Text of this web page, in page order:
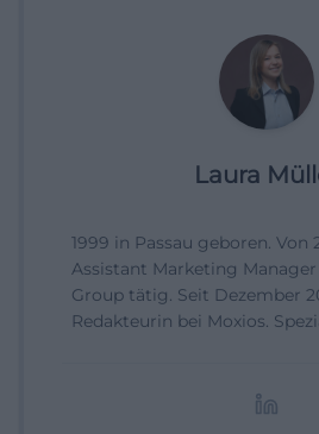
Laura
1999 in Passau geboren. Von
Assistant Marketing
Group tätig. Seit Dezember
Redakteurin bei Moxios.